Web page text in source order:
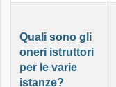
Quali sono gli
oneri istruttori
per le varie
istanze?